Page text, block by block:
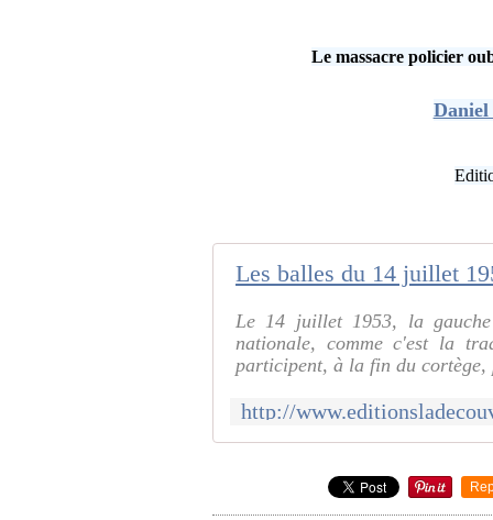
Le massacre policier
Les balles du 14 juillet
Le 14 juillet 1953, la gauche
nationale, comme c'est la
participent, à la fin du